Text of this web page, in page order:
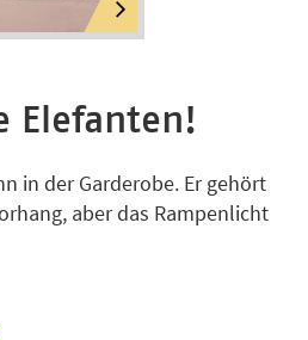
Elefanten!
in der Garderobe. Er gehört
aber das Rampenlicht
bleibt ein Mantel zurück,
gegen alles zur Wehr
und den Mitmenschen